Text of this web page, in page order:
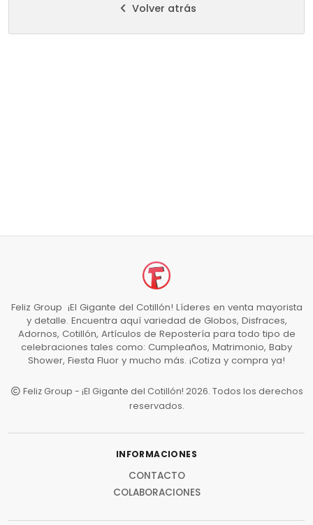
Volver atrás
Feliz Group ¡El Gigante del Cotillón! Líderes en venta mayorista
y detalle. Encuentra aquí variedad de Globos, Disfraces,
Adornos, Cotillón, Artículos de Repostería para todo tipo de
celebraciones tales como: Cumpleaños, Matrimonio, Baby
Shower, Fiesta Fluor y mucho más. ¡Cotiza y compra ya!
Feliz Group - ¡El Gigante del Cotillón! 2026. Todos los derechos
reservados.
INFORMACIONES
CONTACTO
COLABORACIONES